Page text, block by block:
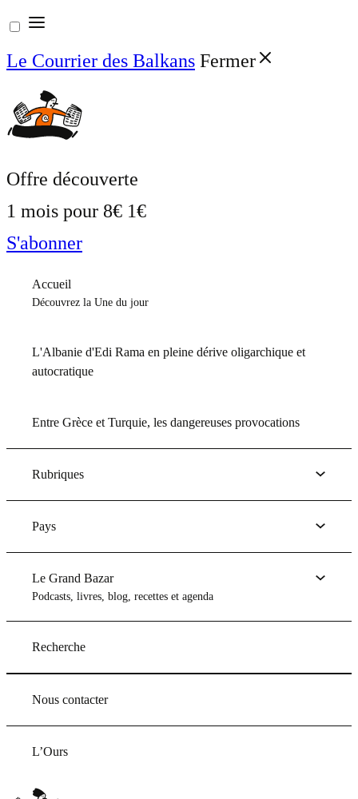
Aller
au
contenu
Le Courrier des Balkans Fermer
Offre découverte
1 mois pour 8€ 1€
S'abonner
Accueil
Découvrez la Une du jour
L'Albanie d'Edi Rama en pleine dérive oligarchique et
autocratique
Entre Grèce et Turquie, les dangereuses provocations
Rubriques
Pays
Le Grand Bazar
Podcasts, livres, blog, recettes et agenda
Recherche
Nous contacter
L’Ours